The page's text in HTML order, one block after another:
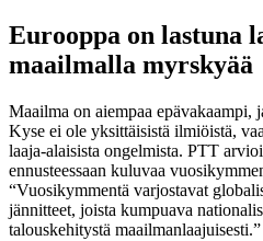
Eurooppa on lastuna
maailmalla myrskyää
Maailma on aiempaa
Kyse ei ole yksittäisistä ilmiöistä,
laaja-alaisista ongelmista. PTT
ennusteessaan kuluvaa
“Vuosikymmentä varjostavat
jännitteet, joista kumpuava
talouskehitystä maailmanlaajuisesti.”